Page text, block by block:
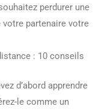
perdurer une
partenaire votre
: 10 conseils
d’abord apprendre
le comme un